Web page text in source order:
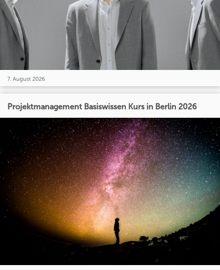
7. August 2026
Projektmanagement Basiswissen Kurs in Berlin 2026